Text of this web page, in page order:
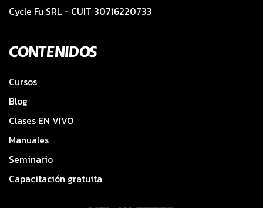
Cycle Fu SRL - CUIT 30716220733
CONTENIDOS
Cursos
Blog
Clases EN VIVO
Manuales
Seminario
Capacitación gratuita